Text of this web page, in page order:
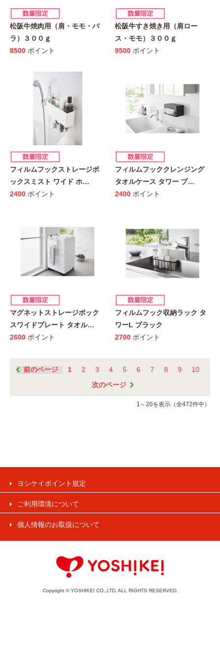
松阪牛焼肉用（肩・モモ・バ
ラ）３００ｇ
8500 ポイント
松阪牛すき焼き用（肩ロー
ス・モモ）３００ｇ
9500 ポイント
フィルムフックストレージボ
ックスミスト ワイド ホ…
2400 ポイント
フィルムフッククレンジング
タオルケース タワー ブ…
2400 ポイント
マグネットストレージボック
スワイドプレート タオル…
2600 ポイント
フィルムフック収納ラック タ
ワーL ブラック
2700 ポイント
前のページ 1 2 3 4 5 6 7 8 9
10
次のページ
1～20を表示（全472件中）
ヨシケイポイント規定
ご利用環境について
個人情報のお取扱について
Copyright © YOSHIKEI CO.,LTD. ALL RIGHTS RESERVED.